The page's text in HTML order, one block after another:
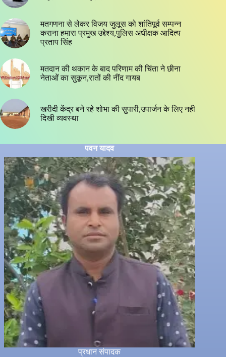
मतगणना से लेकर विजय जुलूस को शांतिपूर्व सम्पन्न
कराना हमारा प्रमुख उद्देश्य,पुलिस अधीक्षक आदित्य
प्रताप सिंह
मतदान की थकान के बाद परिणाम की चिंता ने छीना
नेताओं का सुकून,रातों की नींद गायब
खरीदी केंद्र बने रहे शोभा की सुपारी,उपार्जन के लिए नही
दिखी व्यवस्था
पवन यादव
प्रधान संपादक